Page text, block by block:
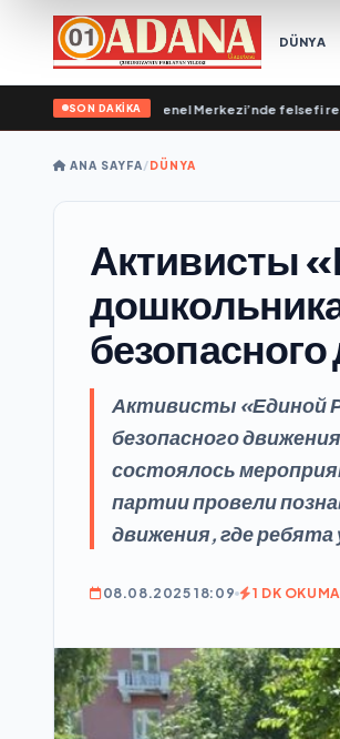
DÜNYA
SON DAKİKA
Destekleme Genel Merkezi’nde felsefi
ANA SAYFA/DÜNYA
Активисты
Активисты «Единой
безопасного
состоялось
партии провели
движения, где ребята
08.08.2025 18:09 1 DK OKUMA